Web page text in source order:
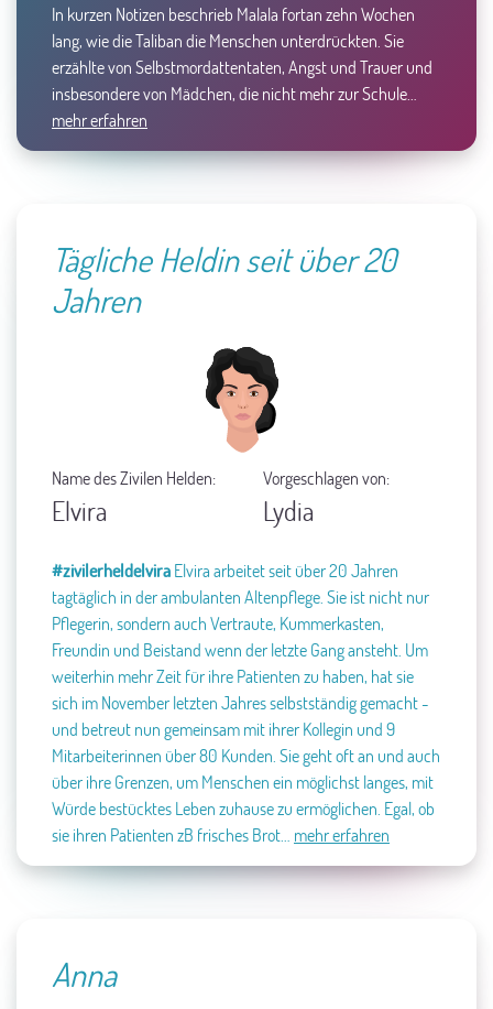
In kurzen Notizen beschrieb Malala fortan zehn Wochen
lang, wie die Taliban die Menschen unterdrückten. Sie
erzählte von Selbstmordattentaten, Angst und Trauer und
insbesondere von Mädchen, die nicht mehr zur Schule…
mehr erfahren
Tägliche Heldin seit über 20
Jahren
Name des Zivilen Helden:
Elvira
Vorgeschlagen von:
Lydia
#zivilerheldelviraElvira arbeitet seit über 20 Jahren
tagtäglich in der ambulanten Altenpflege. Sie ist nicht nur
Pflegerin, sondern auch Vertraute, Kummerkasten,
Freundin und Beistand wenn der letzte Gang ansteht. Um
weiterhin mehr Zeit für ihre Patienten zu haben, hat sie
sich im November letzten Jahres selbstständig gemacht -
und betreut nun gemeinsam mit ihrer Kollegin und 9
Mitarbeiterinnen über 80 Kunden. Sie geht oft an und auch
über ihre Grenzen, um Menschen ein möglichst langes, mit
Würde bestücktes Leben zuhause zu ermöglichen. Egal, ob
sie ihren Patienten zB frisches Brot… mehr erfahren
Anna